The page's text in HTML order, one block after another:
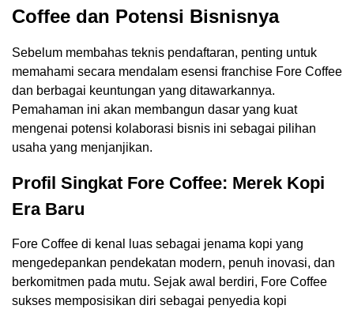
Coffee dan Potensi Bisnisnya
Sebelum membahas teknis pendaftaran, penting untuk
memahami secara mendalam esensi franchise Fore Coffee
dan berbagai keuntungan yang ditawarkannya.
Pemahaman ini akan membangun dasar yang kuat
mengenai potensi kolaborasi bisnis ini sebagai pilihan
usaha yang menjanjikan.
Profil Singkat Fore Coffee: Merek Kopi
Era Baru
Fore Coffee di kenal luas sebagai jenama kopi yang
mengedepankan pendekatan modern, penuh inovasi, dan
berkomitmen pada mutu. Sejak awal berdiri, Fore Coffee
sukses memposisikan diri sebagai penyedia kopi